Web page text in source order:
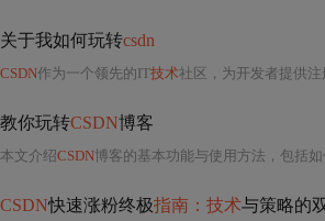
关于我如何玩转csdn
CSDN作为一个领先的IT技术社区，为开发者提供
教你玩转CSDN博客
本文介绍CSDN博客的基本功能与使用方法，包括如
CSDN快速涨粉终极指南：技术与策略的